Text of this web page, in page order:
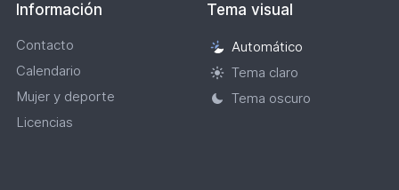
Información
Contacto
Calendario
Mujer y deporte
Licencias
Tema visual
Selección
de
tema
Automático
Tema claro
Tema oscuro